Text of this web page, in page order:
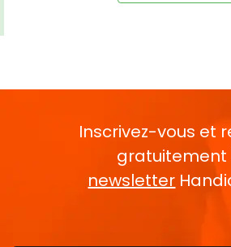
Inscrivez-vous et
gratuitement
newsletter